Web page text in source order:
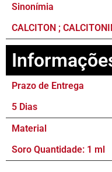
Sinonímia
CALCITON ;
Prazo de Entrega
5 Dias
Material
Soro Quantidade: 1 ml